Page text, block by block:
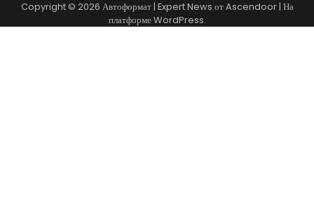
Copyright © 2026 Автоформат| Expert News отAscendoor| На
платформеWordPress.